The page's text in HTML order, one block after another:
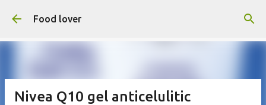
Treceți la conținutul principal
Food lover
Nivea Q10 gel anticelulitic